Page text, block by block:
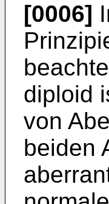
[0006]
diploid
von
beiden